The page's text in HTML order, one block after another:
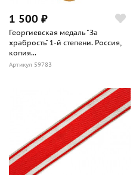
1 500 ₽
Георгиевская медаль "За
храбрость" 1-й степени. Россия,
копия...
Артикул 59783